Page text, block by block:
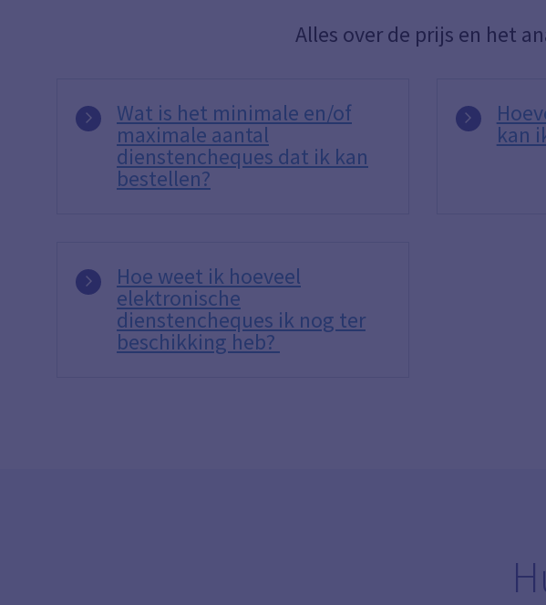
Alles over de prijs en het
Wat is het minimale en/of
maximale aantal
dienstencheques dat ik kan
bestellen?
kan
Hoe weet ik hoeveel
elektronische
dienstencheques ik nog ter
beschikking heb?